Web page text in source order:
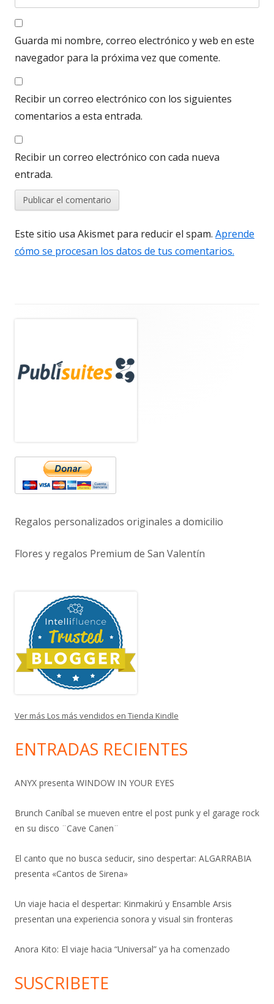
Guarda mi nombre, correo electrónico y web en este
navegador para la próxima vez que comente.
Recibir un correo electrónico con los siguientes
comentarios a esta entrada.
Recibir un correo electrónico con cada nueva
entrada.
Este sitio usa Akismet para reducir el spam. Aprende
cómo se procesan los datos de tus comentarios.
lateral
principal
Regalos personalizados originales a domicilio
Flores y regalos Premium de San Valentín
Ver más Los más vendidos en Tienda Kindle
ENTRADAS RECIENTES
ANYX presenta WINDOW IN YOUR EYES
Brunch Caníbal se mueven entre el post punk y el garage rock
en su disco ¨Cave Canen¨
El canto que no busca seducir, sino despertar: ALGARRABIA
presenta «Cantos de Sirena»
Un viaje hacia el despertar: Kinmakirú y Ensamble Arsis
presentan una experiencia sonora y visual sin fronteras
Anora Kito: El viaje hacia “Universal” ya ha comenzado
SUSCRIBETE